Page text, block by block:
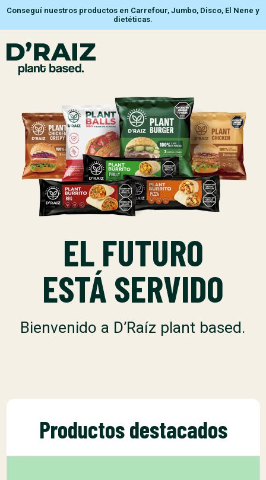
Conseguí nuestros productos en Carrefour, Jumbo, Disco, El Nene y
dietéticas.
EL FUTURO
ESTÁ SERVIDO
Bienvenido a D’Raíz plant based.
Productos destacados